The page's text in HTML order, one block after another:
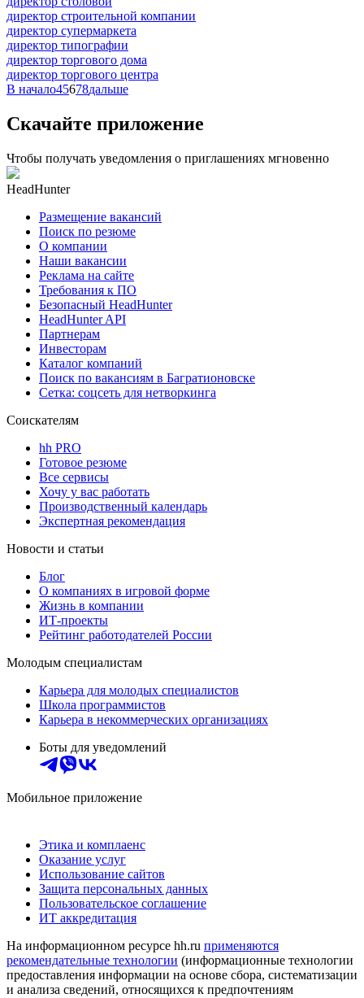
директор строительной компании
директор супермаркета
директор типографии
директор торгового дома
директор торгового центра
В начало45678дальше
Скачайте приложение
Чтобы получать уведомления о приглашениях мгновенно
HeadHunter
Размещение вакансий
Поиск по резюме
О компании
Наши вакансии
Реклама на сайте
Требования к ПО
Безопасный HeadHunter
HeadHunter API
Партнерам
Инвесторам
Каталог компаний
Поиск по вакансиям в Багратионовске
Сетка: соцсеть для нетворкинга
Соискателям
hh PRO
Готовое резюме
Все сервисы
Хочу у вас работать
Производственный календарь
Экспертная рекомендация
Новости и статьи
Блог
О компаниях в игровой форме
Жизнь в компании
ИТ-проекты
Рейтинг работодателей России
Молодым специалистам
Карьера для молодых специалистов
Школа программистов
Карьера в некоммерческих организациях
Боты для уведомлений
Мобильное приложение
Этика и комплаенс
Оказание услуг
Использование сайтов
Защита персональных данных
Пользовательское соглашение
ИТ аккредитация
На информационном ресурсе hh.ru применяются
рекомендательные технологии (информационные технологии
предоставления информации на основе сбора, систематизации
и анализа сведений, относящихся к предпочтениям